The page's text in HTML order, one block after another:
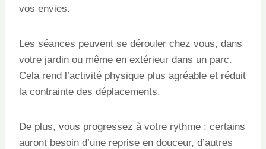
vos envies.
Les séances peuvent se dérouler chez vous, dans
votre jardin ou même en extérieur dans un parc.
Cela rend l’activité physique plus agréable et réduit
la contrainte des déplacements.
De plus, vous progressez à votre rythme : certains
auront besoin d’une reprise en douceur, d’autres